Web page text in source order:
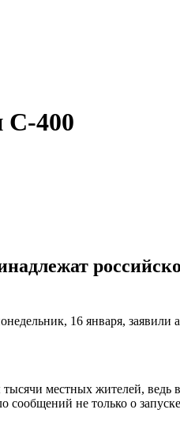
С-400
16 января, заявили
местных жителей, ведь
сообщений не только о